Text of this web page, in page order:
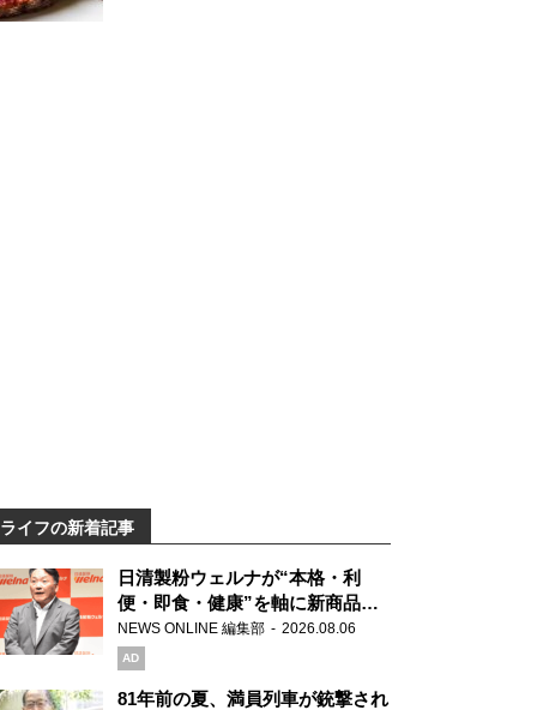
ライフの新着記事
日清製粉ウェルナが“本格・利
便・即食・健康”を軸に新商品を
展開 「マ・マー」「青の洞窟」
ブランドを強化
NEWS ONLINE 編集部 2026.08.06
AD
81年前の夏、満員列車が銃撃され